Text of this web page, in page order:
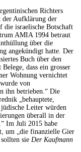
Richters
der Aufklärung der
die israelische Botschaft
AMIA 1994 betraut
über die
angekündigt hatte. Der
Buch über den
dass ein grosser
Wohnung vernichtet
von
ihn betrieben.“ Die
„behauptete,
Leiter würden
überall in der
Im Juli 2015 habe
um „die finanzielle Gier
sie Der Kaufmann